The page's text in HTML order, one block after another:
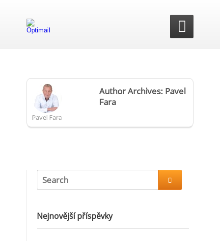

Pavel Fara
Author Archives: Pavel
Fara

Nejnovější příspěvky